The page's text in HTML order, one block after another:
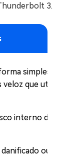
3.
simples para
que utilizando
interno de um
ou que